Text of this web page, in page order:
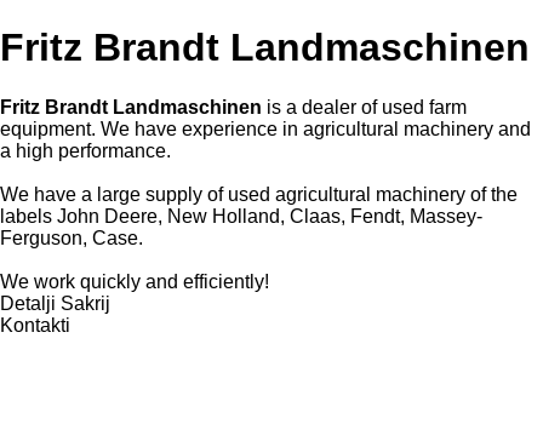
Fritz Brandt Landmaschinen
Fritz Brandt Landmaschinen is a dealer of used farm
equipment. We have experience in agricultural machinery and
a high performance.
We have a large supply of used agricultural machinery of the
labels John Deere, New Holland, Claas, Fendt, Massey-
Ferguson, Case.
We work quickly and efficiently!
Detalji Sakrij
Kontakti